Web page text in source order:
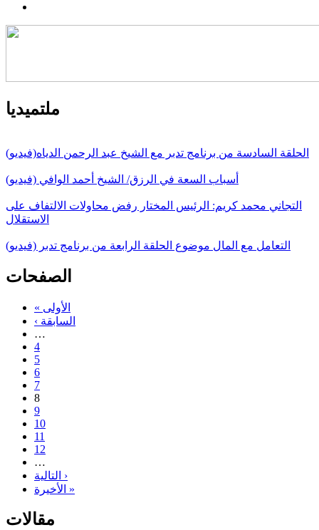
ملتميديا
الحلقة السادسة من برنامج تدبر مع الشيخ عبد الرحمن الدياه(فيديو)
أسباب السعة في الرزق/ الشيخ أحمد الوافي (فيديو)
التجاني محمد كريم: الرئيس المختار رفض محاولات الالتفاف على
الاستقلال
التعامل مع المال موضوع الحلقة الرابعة من برنامج تدبر (فيديو)
الصفحات
« الأولى
‹ السابقة
…
4
5
6
7
8
9
10
11
12
…
التالية ›
الأخيرة »
مقالات